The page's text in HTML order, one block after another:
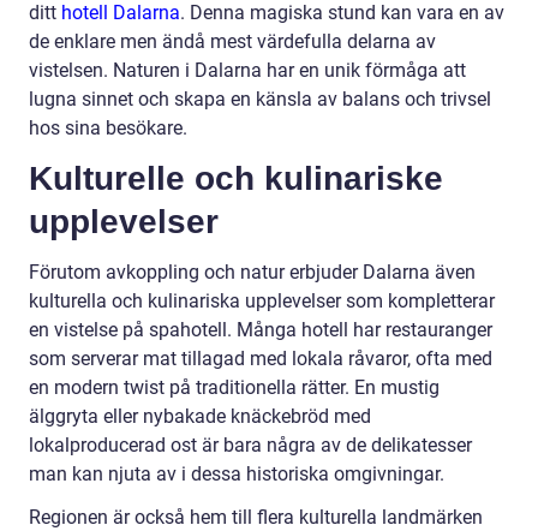
ditt hotell Dalarna. Denna magiska stund kan vara en av
de enklare men ändå mest värdefulla delarna av
vistelsen. Naturen i Dalarna har en unik förmåga att
lugna sinnet och skapa en känsla av balans och trivsel
hos sina besökare.
Kulturelle och kulinariske
upplevelser
Förutom avkoppling och natur erbjuder Dalarna även
kulturella och kulinariska upplevelser som kompletterar
en vistelse på spahotell. Många hotell har restauranger
som serverar mat tillagad med lokala råvaror, ofta med
en modern twist på traditionella rätter. En mustig
älggryta eller nybakade knäckebröd med
lokalproducerad ost är bara några av de delikatesser
man kan njuta av i dessa historiska omgivningar.
Regionen är också hem till flera kulturella landmärken